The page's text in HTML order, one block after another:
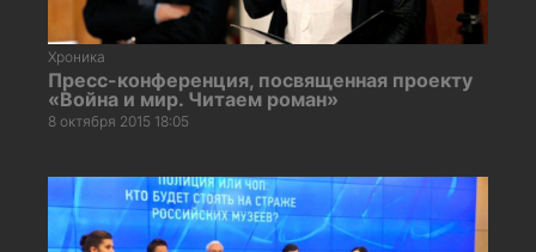
Хроника
Пресс-конференция, посвященная проекту
«Война и мир. Читаем роман»
8 октября 2015 18:05